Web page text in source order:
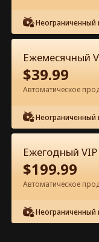
Эпизод 49 -
хорошее
0-49 50-75
Неограниченный
Ежемесячный
$39.99
Автоматическое
Неограниченный
Ежегодный VIP
$199.99
Автоматическое
Неограниченный